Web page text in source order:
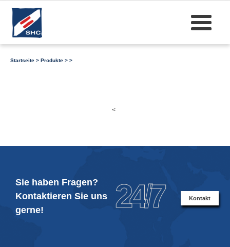
Startseite > Produkte > >
<
Sie haben Fragen?
Kontaktieren Sie uns
gerne!
24/7 Kontakt